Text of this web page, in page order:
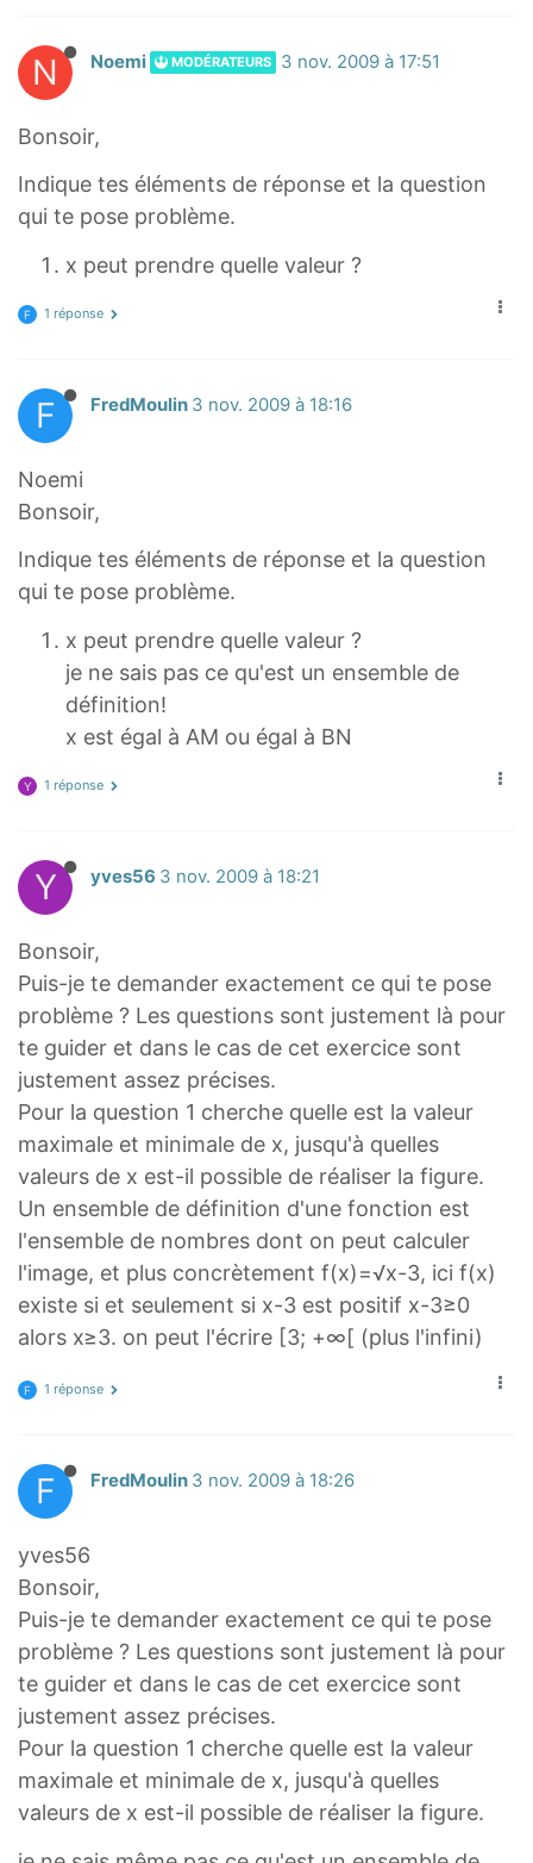
N Noemi MODÉRATEURS 3 nov. 2009 à 17:51
Bonsoir,
Indique tes éléments de réponse et la question
qui te pose problème.
x peut prendre quelle valeur ?
F 1 réponse
F FredMoulin 3 nov. 2009 à 18:16
Noemi
Bonsoir,
Indique tes éléments de réponse et la question
qui te pose problème.
x peut prendre quelle valeur ?
je ne sais pas ce qu'est un ensemble de
définition!
x est égal à AM ou égal à BN
Y 1 réponse
Y yves56 3 nov. 2009 à 18:21
Bonsoir,
Puis-je te demander exactement ce qui te pose
problème ? Les questions sont justement là pour
te guider et dans le cas de cet exercice sont
justement assez précises.
Pour la question 1 cherche quelle est la valeur
maximale et minimale de x, jusqu'à quelles
valeurs de x est-il possible de réaliser la figure.
Un ensemble de définition d'une fonction est
l'ensemble de nombres dont on peut calculer
l'image, et plus concrètement f(x)=√x-3, ici f(x)
existe si et seulement si x-3 est positif x-3≥0
alors x≥3. on peut l'écrire [3; +∞[ (plus l'infini)
F 1 réponse
F FredMoulin 3 nov. 2009 à 18:26
yves56
Bonsoir,
Puis-je te demander exactement ce qui te pose
problème ? Les questions sont justement là pour
te guider et dans le cas de cet exercice sont
justement assez précises.
Pour la question 1 cherche quelle est la valeur
maximale et minimale de x, jusqu'à quelles
valeurs de x est-il possible de réaliser la figure.